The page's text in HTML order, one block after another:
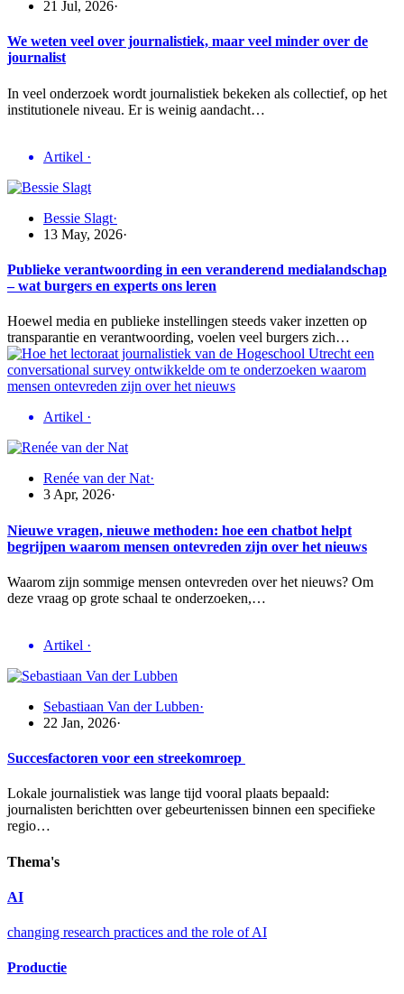
21 Jul, 2026·
We weten veel over journalistiek, maar veel minder over de
journalist
In veel onderzoek wordt journalistiek bekeken als collectief, op het
institutionele niveau. Er is weinig aandacht…
Artikel ·
Bessie Slagt·
13 May, 2026·
Publieke verantwoording in een veranderend medialandschap
– wat burgers en experts ons leren
Hoewel media en publieke instellingen steeds vaker inzetten op
transparantie en verantwoording, voelen veel burgers zich…
Artikel ·
Renée van der Nat·
3 Apr, 2026·
Nieuwe vragen, nieuwe methoden: hoe een chatbot helpt
begrijpen waarom mensen ontevreden zijn over het nieuws
Waarom zijn sommige mensen ontevreden over het nieuws? Om
deze vraag op grote schaal te onderzoeken,…
Artikel ·
Sebastiaan Van der Lubben·
22 Jan, 2026·
Succesfactoren voor een streekomroep
Lokale journalistiek was lange tijd vooral plaats bepaald:
journalisten berichtten over gebeurtenissen binnen een specifieke
regio…
Thema's
AI
changing research practices and the role of AI
Productie